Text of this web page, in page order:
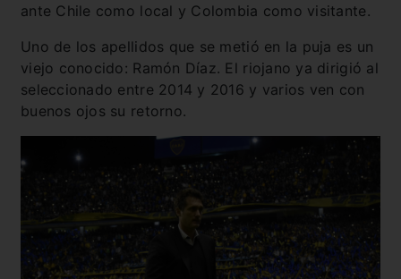
ante Chile como local y Colombia como visitante.
Uno de los apellidos que se metió en la puja es un
viejo conocido: Ramón Díaz. El riojano ya dirigió al
seleccionado entre 2014 y 2016 y varios ven con
buenos ojos su retorno.